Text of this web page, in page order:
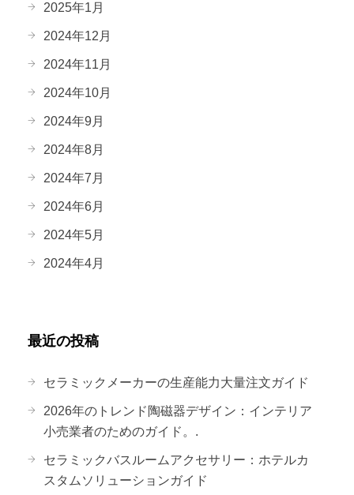
2025年1月
2024年12月
2024年11月
2024年10月
2024年9月
2024年8月
2024年7月
2024年6月
2024年5月
2024年4月
最近の投稿
セラミックメーカーの生産能力大量注文ガイド
2026年のトレンド陶磁器デザイン：インテリア
小売業者のためのガイド。.
セラミックバスルームアクセサリー：ホテルカ
スタムソリューションガイド